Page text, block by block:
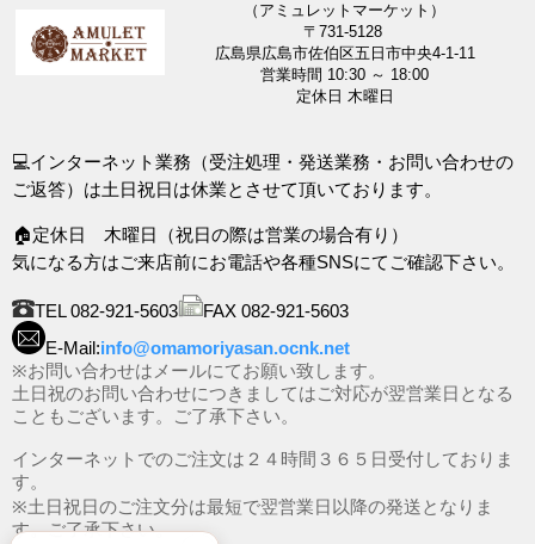
（アミュレットマーケット）
〒731-5128
広島県広島市佐伯区五日市中央4-1-11
営業時間 10:30 ～ 18:00
定休日 木曜日
💻インターネット業務（受注処理・発送業務・お問い合わせの
ご返答）は土日祝日は休業とさせて頂いております。
🏠定休日 木曜日（祝日の際は営業の場合有り）
気になる方はご来店前にお電話や各種SNSにてご確認下さい。
TEL 082-921-5603
FAX 082-921-5603
E-Mail:info@omamoriyasan.ocnk.net
※お問い合わせはメールにてお願い致します。
土日祝のお問い合わせにつきましてはご対応が翌営業日となる
こともございます。ご了承下さい。
インターネットでのご注文は２４時間３６５日受付しておりま
す。
※土日祝日のご注文分は最短で翌営業日以降の発送となりま
す。ご了承下さい。